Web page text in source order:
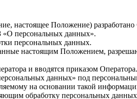
настоящее Положение)
«О персональных данных».
персональных данных.
настоящим Положением,
и вводятся приказом Оператора.
данных» под
на основании такой
обработку персональных